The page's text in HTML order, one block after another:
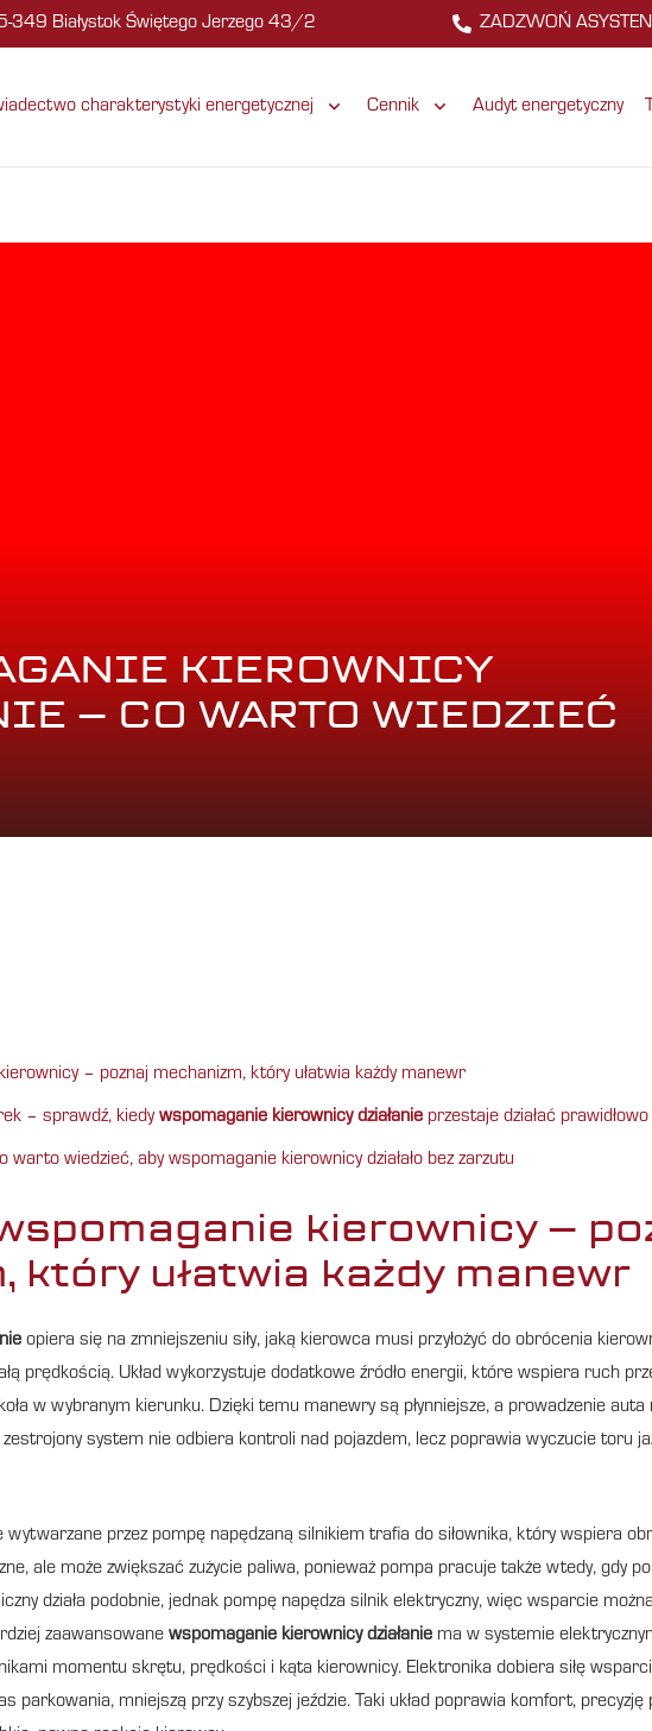
349 Białystok Świętego Jerzego 43/2 ZADZWOŃ
charakterystyki energetycznej Cennik Audyt energetyczny
KIEROWNICY
– CO WARTO WIEDZIEĆ
– poznaj mechanizm, który ułatwia każdy manewr
– sprawdź, kiedywspomaganie kierownicy działanie przestaje działać prawidłowo
wiedzieć, aby wspomaganie kierownicy działało bez zarzutu
kierownicy –
który ułatwia każdy manewr
opiera się na zmniejszeniu siły, jaką kierowca musi przyłożyć do obrócenia
prędkością. Układ wykorzystuje dodatkowe źródło energii, które wspiera ruch
w wybranym kierunku. Dzięki temu manewry są płynniejsze, a prowadzenie auta
system nie odbiera kontroli nad pojazdem, lecz poprawia wyczucie toru
przez pompę napędzaną silnikiem trafia do siłownika, który wspiera
ale może zwiększać zużycie paliwa, ponieważ pompa pracuje także wtedy, gdy
działa podobnie, jednak pompę napędza silnik elektryczny, więc wsparcie
zaawansowane wspomaganie kierownicy działanie ma w systemie
momentu skrętu, prędkości i kąta kierownicy. Elektronika dobiera siłę
parkowania, mniejszą przy szybszej jeździe. Taki układ poprawia komfort, precyzję